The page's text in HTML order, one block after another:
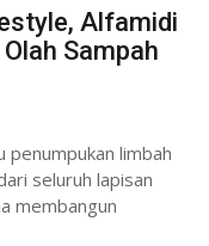
Alfamidi
Sampah
penumpukan limbah
seluruh lapisan
membangun